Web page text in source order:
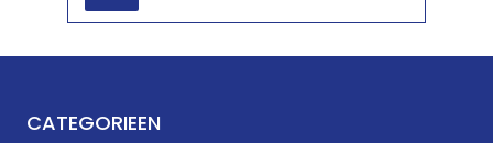
CATEGORIEEN